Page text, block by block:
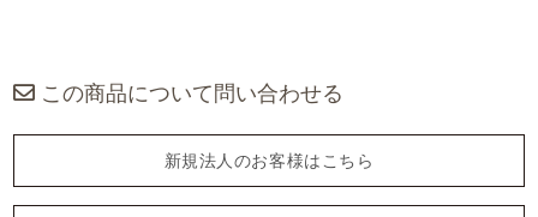
この商品について問い合わせる
新規法人のお客様はこちら